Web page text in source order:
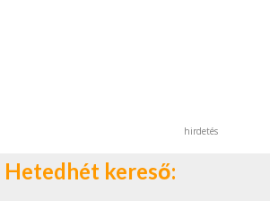
hirdetés
Hetedhét kereső: